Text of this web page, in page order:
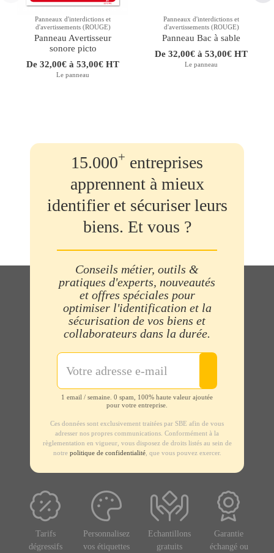
Panneaux d'interdictions et
d'avertissements (ROUGE)
Panneau Avertisseur
sonore picto
De 32,00€ à 53,00€ HT
Le panneau
Panneaux d'interdictions et
d'avertissements (ROUGE)
Panneau Bac à sable
De 32,00€ à 53,00€ HT
Le panneau
15.000+ entreprises
apprennent à mieux
identifier et sécuriser leurs
biens. Et vous ?
Conseils métier, outils &
pratiques d'experts, nouveautés
et offres spéciales pour
optimiser l'identification et la
sécurisation de vos biens et
collaborateurs dans la durée.
1 email / semaine. 0 spam, 100% haute valeur ajoutée
pour votre entreprise.
Ces données sont exclusivement traitées par SBE afin de vous
adresser nos propres communications. Conformément à la
règlementation en vigueur, vous disposez de droits listés au sein de
notre politique de confidentialité, que vous pouvez exercer.
Tarifs
dégressifs
Personnalisez
vos étiquettes
Echantillons
gratuits
Garantie
échangé ou